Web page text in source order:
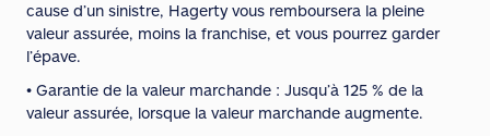
cause d’un sinistre, Hagerty vous remboursera la pleine
valeur assurée, moins la franchise, et vous pourrez garder
l’épave.
• Garantie de la valeur marchande : Jusqu’à 125 % de la
valeur assurée, lorsque la valeur marchande augmente.